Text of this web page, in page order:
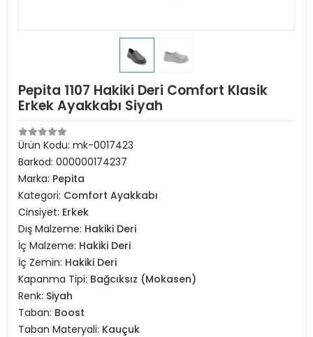
Pepita 1107 Hakiki Deri Comfort Klasik
Erkek Ayakkabı Siyah
Ürün Kodu: mk-0017423
Barkod: 000000174237
Marka: Pepita
Kategori: Comfort Ayakkabı
Cinsiyet: Erkek
Dış Malzeme: Hakiki Deri
İç Malzeme: Hakiki Deri
İç Zemin: Hakiki Deri
Kapanma Tipi: Bağcıksız (Mokasen)
Renk: Siyah
Taban: Boost
Taban Materyali: Kauçuk